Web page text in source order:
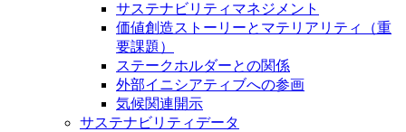
サステナビリティマネジメント
価値創造ストーリーとマテリアリティ（重
要課題）
ステークホルダーとの関係
外部イニシアティブへの参画
気候関連開示
サステナビリティデータ